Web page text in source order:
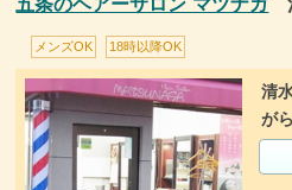
五条のヘアーサロン マツナガ
メンズOK 18時以降OK
清
が